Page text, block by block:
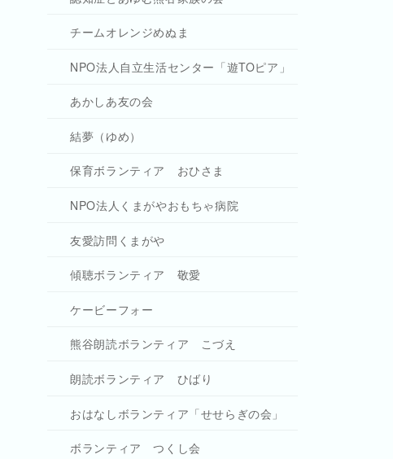
チームオレンジめぬま
NPO法人自立生活センター「遊TOピア」
あかしあ友の会
結夢（ゆめ）
保育ボランティア おひさま
NPO法人くまがやおもちゃ病院
友愛訪問くまがや
傾聴ボランティア 敬愛
ケービーフォー
熊谷朗読ボランティア こづえ
朗読ボランティア ひばり
おはなしボランティア「せせらぎの会」
ボランティア つくし会